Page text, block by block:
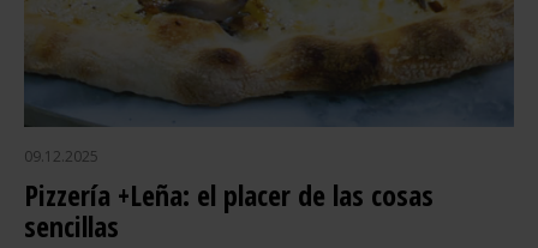
09.12.2025
Pizzería +Leña: el placer de las cosas
sencillas